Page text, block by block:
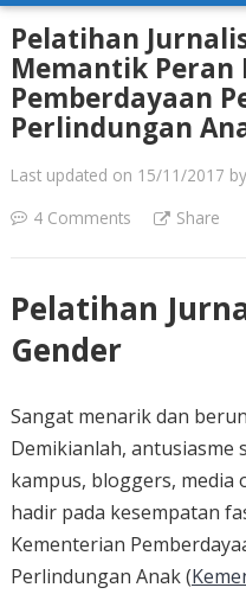
Pelatihan
Memantik
Pemberdayaan
Perlindungan
Last updated on 15/11/2017 by
4 Comments
Share
Pelatihan
Gender
Sangat menarik dan
Demikianlah, antusiasme
kampus, bloggers, media
hadir pada kesempatan
Kementerian
Perlindungan Anak (